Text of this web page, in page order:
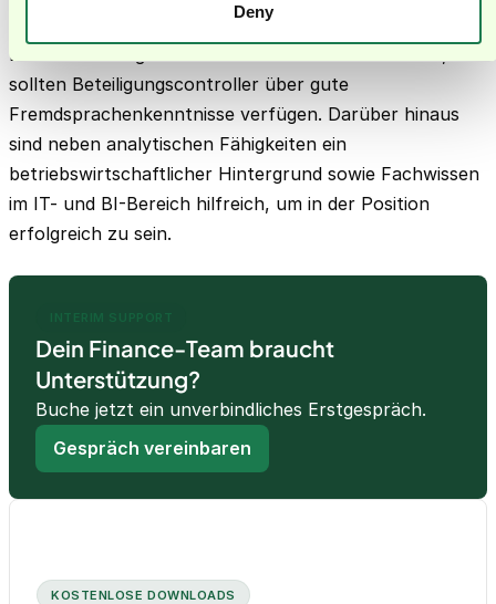
Deny
Muttergesellschaft und ihren Beteiligungen.
Da die Tochtergesellschaften oft international sind,
sollten Beteiligungscontroller über gute
Fremdsprachenkenntnisse verfügen. Darüber hinaus
sind neben analytischen Fähigkeiten ein
betriebswirtschaftlicher Hintergrund sowie Fachwissen
im IT- und BI-Bereich hilfreich, um in der Position
erfolgreich zu sein.
INTERIM SUPPORT
Dein Finance-Team braucht
Unterstützung?
Buche jetzt ein unverbindliches Erstgespräch.
Gespräch vereinbaren
KOSTENLOSE DOWNLOADS